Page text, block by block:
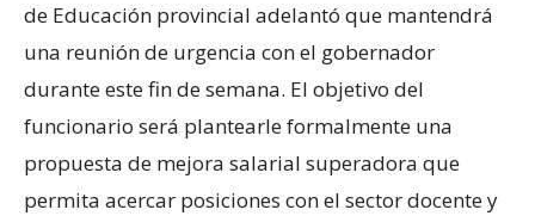
de Educación provincial adelantó que mantendrá
una reunión de urgencia con el gobernador
durante este fin de semana. El objetivo del
funcionario será plantearle formalmente una
propuesta de mejora salarial superadora que
permita acercar posiciones con el sector docente y